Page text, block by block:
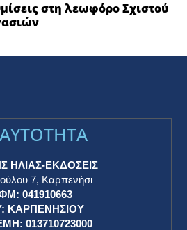
στη λεωφόρο Σχιστού
ΗΛΙΑΣ-ΕΚΔΟΣΕΙΣ
7, Καρπενήσι
041910663
ΚΑΡΠΕΝΗΣΙΟΥ
013710723000